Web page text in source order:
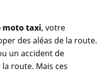
moto taxi, votre
des aléas de la route.
un accident de
route. Mais ces